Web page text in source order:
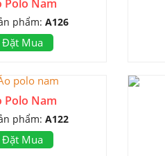
Polo Nam
phẩm:A126
Đặt Mua
Polo Nam
phẩm:A122
Đặt Mua